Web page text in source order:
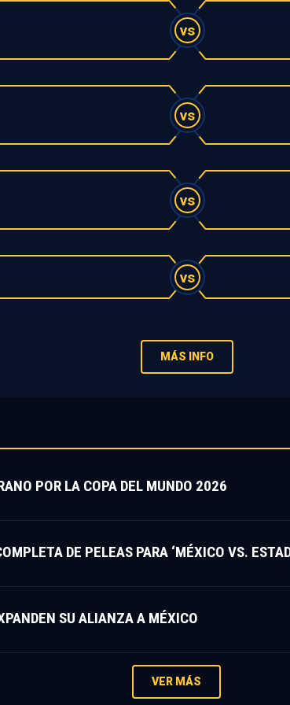
vs
vs
vs
vs
MÁS INFO
POR LA COPA DEL MUNDO 2026
DE PELEAS PARA ‘MÉXICO VS.
SU ALIANZA A MÉXICO
VER MÁS